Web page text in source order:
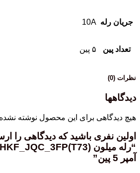
جریان رله 10A
تعداد پین ۵ پین
نظرات (0)
دیدگاهها
هیچ دیدگاهی برای این محصول نوشته
اولین نفری باشید که دیدگاهی را
آمپر 5 پین”